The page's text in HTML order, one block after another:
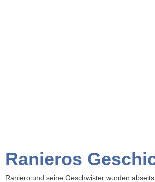
Ranieros
Raniero und seine Geschwister wurden